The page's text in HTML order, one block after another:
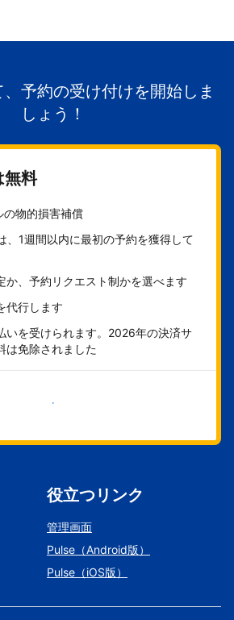
予約の受け付けを開始しま
しょう！
無料
物的損害補償
、1週間以内に最初の予約を獲得して
か、予約リクエスト制かを選べます
代行します
いを受けられます。2026年の決済サ
は免除されました
今すぐ始める
役立つリンク
管理画面
Pulse（Android版）
Pulse（iOS版）